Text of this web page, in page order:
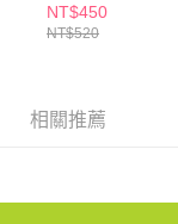
本公司將視審查結果
NT$450
NT$520
相關推薦